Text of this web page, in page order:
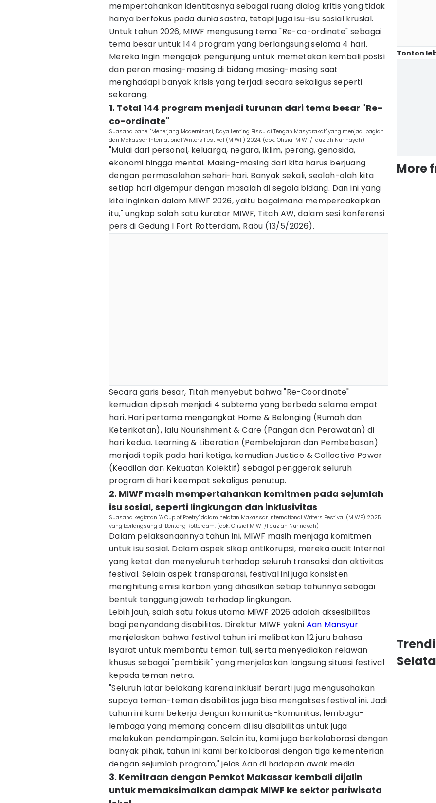
mempertahankan identitasnya sebagai ruang dialog kritis yang tidak
hanya berfokus pada dunia sastra, tetapi juga isu-isu sosial krusial.
Untuk tahun 2026, MIWF mengusung tema "Re-co-ordinate" sebagai
tema besar untuk 144 program yang berlangsung selama 4 hari.
Mereka ingin mengajak pengunjung untuk memetakan kembali posisi
dan peran masing-masing di bidang masing-masing saat
menghadapi banyak krisis yang terjadi secara sekaligus seperti
sekarang.
1. Total 144 program menjadi turunan dari tema besar "Re-
co-ordinate"
Suasana panel "Menerjang Modernisasi, Daya Lenting Bissu di Tengah Masyarakat" yang menjadi bagian
dari Makassar International Writers Festival (MIWF) 2024. (dok. Ofisial MIWF/Fauziah Nurinayah)
"Mulai dari personal, keluarga, negara, iklim, perang, genosida,
ekonomi hingga mental. Masing-masing dari kita harus berjuang
dengan permasalahan sehari-hari. Banyak sekali, seolah-olah kita
setiap hari digempur dengan masalah di segala bidang. Dan ini yang
kita inginkan dalam MIWF 2026, yaitu bagaimana mempercakapkan
itu," ungkap salah satu kurator MIWF, Titah AW, dalam sesi konferensi
pers di Gedung I Fort Rotterdam, Rabu (13/5/2026).
Secara garis besar, Titah menyebut bahwa "Re-Coordinate"
kemudian dipisah menjadi 4 subtema yang berbeda selama empat
hari. Hari pertama mengangkat Home & Belonging (Rumah dan
Keterikatan), lalu Nourishment & Care (Pangan dan Perawatan) di
hari kedua. Learning & Liberation (Pembelajaran dan Pembebasan)
menjadi topik pada hari ketiga, kemudian Justice & Collective Power
(Keadilan dan Kekuatan Kolektif) sebagai penggerak seluruh
program di hari keempat sekaligus penutup.
2. MIWF masih mempertahankan komitmen pada sejumlah
isu sosial, seperti lingkungan dan inklusivitas
Suasana kegiatan "A Cup of Poetry" dalam helatan Makassar International Writers Festival (MIWF) 2025
yang berlangsung di Benteng Rotterdam. (dok. Ofisial MIWF/Fauziah Nurinayah)
Dalam pelaksanaannya tahun ini, MIWF masih menjaga komitmen
untuk isu sosial. Dalam aspek sikap antikorupsi, mereka audit internal
yang ketat dan menyeluruh terhadap seluruh transaksi dan aktivitas
festival. Selain aspek transparansi, festival ini juga konsisten
menghitung emisi karbon yang dihasilkan setiap tahunnya sebagai
bentuk tanggung jawab terhadap lingkungan.
Lebih jauh, salah satu fokus utama MIWF 2026 adalah aksesibilitas
bagi penyandang disabilitas. Direktur MIWF yakni Aan Mansyur
menjelaskan bahwa festival tahun ini melibatkan 12 juru bahasa
isyarat untuk membantu teman tuli, serta menyediakan relawan
khusus sebagai "pembisik" yang menjelaskan langsung situasi festival
kepada teman netra.
"Seluruh latar belakang karena inklusif berarti juga mengusahakan
supaya teman-teman disabilitas juga bisa mengakses festival ini. Jadi
tahun ini kami bekerja dengan komunitas-komunitas, lembaga-
lembaga yang memang concern di isu disabilitas untuk juga
melakukan pendampingan. Selain itu, kami juga berkolaborasi dengan
banyak pihak, tahun ini kami berkolaborasi dengan tiga kementerian
dengan sejumlah program," jelas Aan di hadapan awak media.
3. Kemitraan dengan Pemkot Makassar kembali dijalin
untuk memaksimalkan dampak MIWF ke sektor pariwisata
Tonton
More